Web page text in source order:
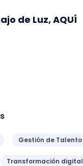
de Luz, AQUÍ
Gestión de Talento
Transformación digital